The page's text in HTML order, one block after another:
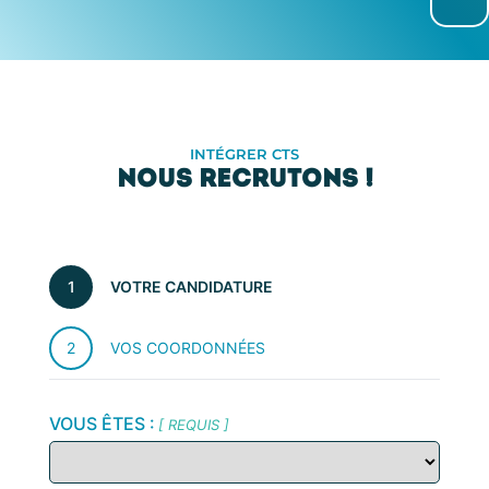
INTÉGRER CTS
NOUS RECRUTONS !
1 VOTRE CANDIDATURE
2 VOS COORDONNÉES
VOUS ÊTES : [ REQUIS ]